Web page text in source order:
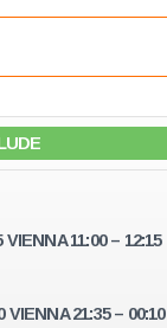
VIENNA 11:00 – 12:15
VIENNA 21:35 – 00:10